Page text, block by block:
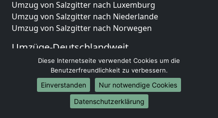
Umzug von Salzgitter nach Luxemburg
Umzug von Salzgitter nach Niederlande
Umzug von Salzgitter nach Norwegen
Umzüge-Deutschlandweit
Umzug von Salzgitter nach Berlin
Umzug von Salzgitter nach Hamburg
Umzug von Salzgitter nach München
Umzug von Salzgitter nach Köln
Umzug von Salzgitter nach Frankfurt am Main
Diese Internetseite verwendet Cookies um die
Benutzerfreundlichkeit zu verbessern.
Einverstanden
Nur notwendige Cookies
Datenschutzerklärung